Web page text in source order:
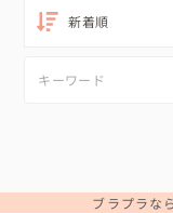
ブラプラな